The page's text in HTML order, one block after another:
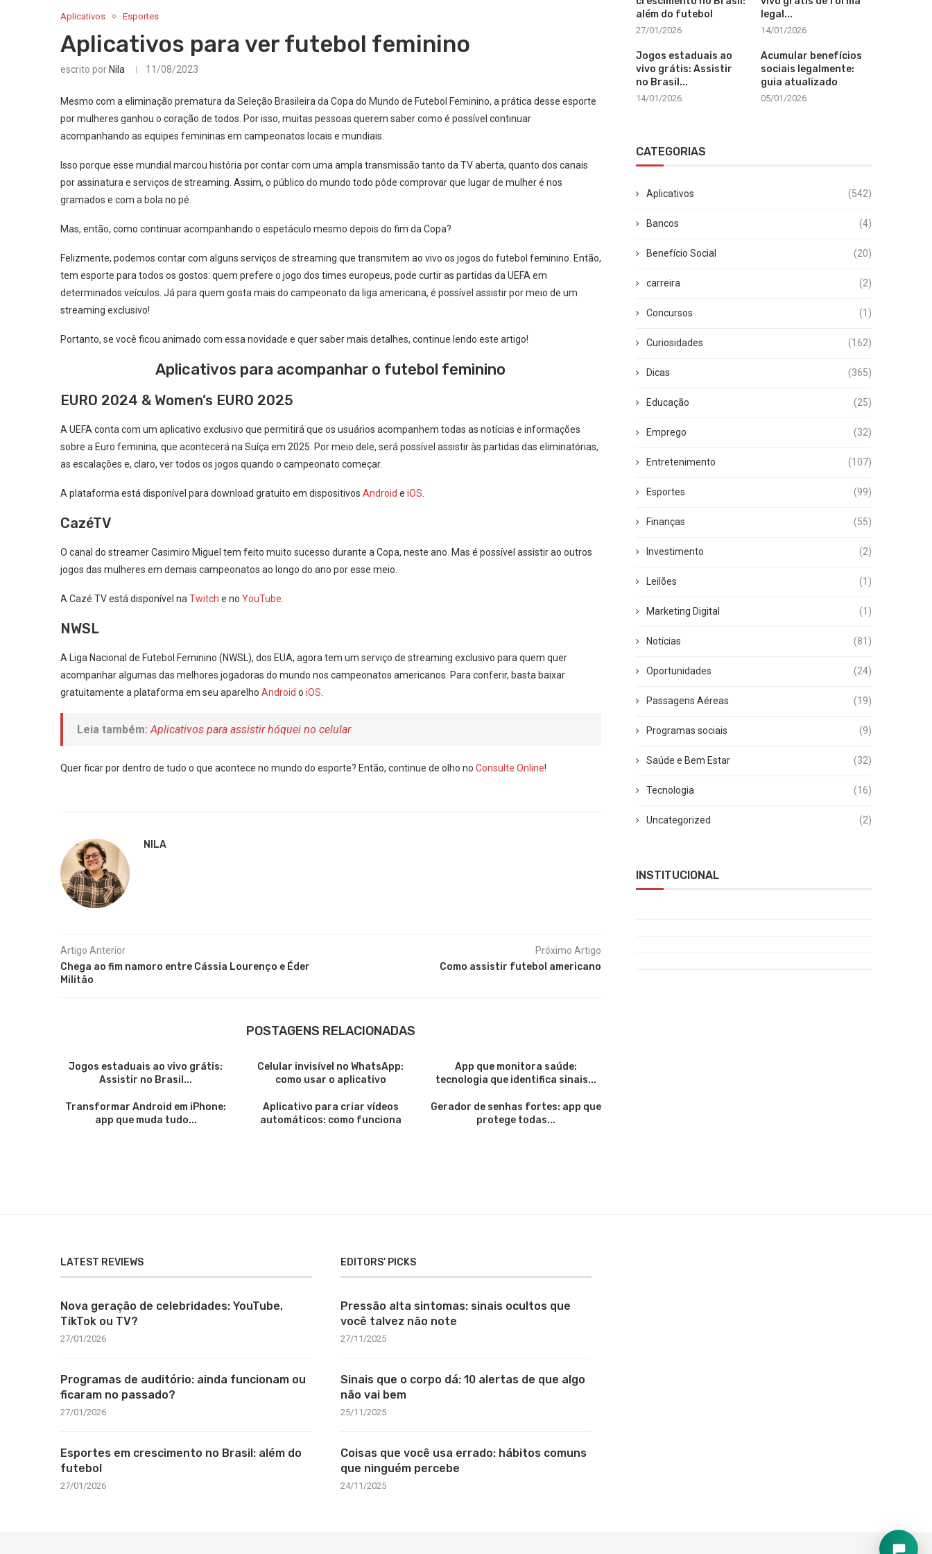
Aplicativos Esportes
Aplicativos para ver futebol feminino
escrito por Nila 11/08/2023
Mesmo com a eliminação prematura da Seleção Brasileira da Copa do Mundo de Futebol Feminino, a prática desse esporte
por mulheres ganhou o coração de todos. Por isso, muitas pessoas querem saber como é possível continuar
acompanhando as equipes femininas em campeonatos locais e mundiais.
Isso porque esse mundial marcou história por contar com uma ampla transmissão tanto da TV aberta, quanto dos canais
por assinatura e serviços de streaming. Assim, o público do mundo todo pôde comprovar que lugar de mulher é nos
gramados e com a bola no pé.
Mas, então, como continuar acompanhando o espetáculo mesmo depois do fim da Copa?
Felizmente, podemos contar com alguns serviços de streaming que transmitem ao vivo os jogos do futebol feminino. Então,
tem esporte para todos os gostos: quem prefere o jogo dos times europeus, pode curtir as partidas da UEFA em
determinados veículos. Já para quem gosta mais do campeonato da liga americana, é possível assistir por meio de um
streaming exclusivo!
Portanto, se você ficou animado com essa novidade e quer saber mais detalhes, continue lendo este artigo!
Aplicativos para acompanhar o futebol feminino
EURO 2024 & Women’s EURO 2025
A UEFA conta com um aplicativo exclusivo que permitirá que os usuários acompanhem todas as notícias e informações
sobre a Euro feminina, que acontecerá na Suíça em 2025. Por meio dele, será possível assistir às partidas das eliminatórias,
as escalações e, claro, ver todos os jogos quando o campeonato começar.
A plataforma está disponível para download gratuito em dispositivos Android e iOS
CazéTV
O canal do streamer Casimiro Miguel tem feito muito sucesso durante a Copa, neste ano. Mas é possível assistir ao outros
jogos das mulheres em demais campeonatos ao longo do ano por esse meio.
A Cazé TV está disponível na Twitch e no YouTube
NWSL
A Liga Nacional de Futebol Feminino (NWSL), dos EUA, agora tem um serviço de streaming exclusivo para quem quer
acompanhar algumas das melhores jogadoras do mundo nos campeonatos americanos. Para conferir, basta baixar
gratuitamente a plataforma em seu aparelho Android o iOS
Leia também: Aplicativos para assistir hóquei no celular
Quer ficar por dentro de tudo o que acontece no mundo do esporte? Então, continue de olho no Consulte Online!
NILA
Artigo Anterior
Chega ao fim namoro entre Cássia Lourenço e Éder
Militão
Próximo Artigo
Como assistir futebol americano
POSTAGENS RELACIONADAS
Jogos estaduais ao vivo grátis:
Assistir no Brasil...
Celular invisível no WhatsApp:
como usar o aplicativo
App que monitora saúde:
tecnologia que identifica sinais...
Transformar Android em iPhone:
app que muda tudo...
Aplicativo para criar vídeos
automáticos: como funciona
Gerador de senhas fortes: app que
protege todas...
além do futebol
27/01/2026
legal...
14/01/2026
Jogos estaduais ao
vivo grátis: Assistir
no Brasil...
14/01/2026
Acumular benefícios
sociais legalmente:
guia atualizado
05/01/2026
CATEGORIAS
Aplicativos (542)
Bancos (4)
Benefício Social (20)
carreira (2)
Concursos (1)
Curiosidades (162)
Dicas (365)
Educação (25)
Emprego (32)
Entretenimento (107)
Esportes (99)
Finanças (55)
Investimento (2)
Leilões (1)
Marketing Digital (1)
Notícias (81)
Oportunidades (24)
Passagens Aéreas (19)
Programas sociais (9)
Saúde e Bem Estar (32)
Tecnologia (16)
Uncategorized (2)
INSTITUCIONAL
LATEST REVIEWS
Nova geração de celebridades: YouTube,
TikTok ou TV?
27/01/2026
Programas de auditório: ainda funcionam ou
ficaram no passado?
27/01/2026
Esportes em crescimento no Brasil: além do
futebol
27/01/2026
EDITORS’ PICKS
Pressão alta sintomas: sinais ocultos que
você talvez não note
27/11/2025
Sinais que o corpo dá: 10 alertas de que algo
não vai bem
25/11/2025
Coisas que você usa errado: hábitos comuns
que ninguém percebe
24/11/2025